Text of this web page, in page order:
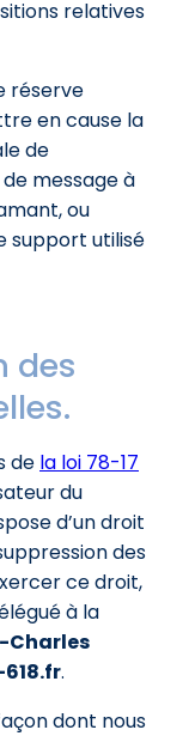
relatives
réserve
en cause la
de
message à
ou
support utilisé
des
de la loi 78-17
du
d’un droit
des
ce droit,
à la
Charles
.
dont nous